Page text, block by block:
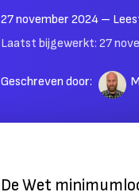
27 november 2024 –
Laatst bijgewerkt: 27
Geschreven door:
De Wet